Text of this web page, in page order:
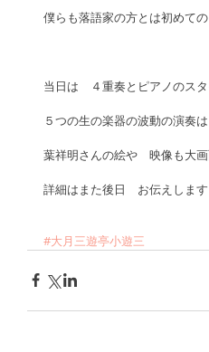
僕らも落語家の方とは初めて
当日は　４重奏とピアノのス
５つの生の楽器の波動の演奏
葉祥明さんの絵や　映像も大
詳細はまた後日　お伝えします
#大月三遊亭小遊三